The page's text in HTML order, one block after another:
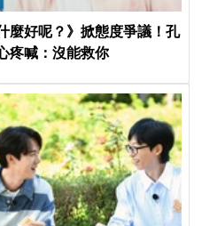
麼好呢？》掀態度爭議！孔
疼喊：沒能救你